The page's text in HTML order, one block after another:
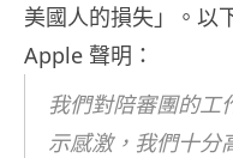
美國人的損失」。以
Apple 聲明：
我們對陪審團的工
示感激，我們十分